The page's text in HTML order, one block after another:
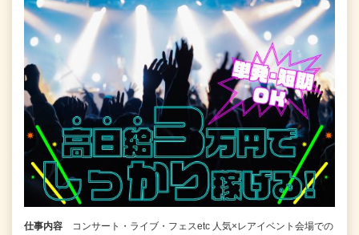
仕事内容
コンサート・ライブ・フェスetc 人気×レアイベント会場での